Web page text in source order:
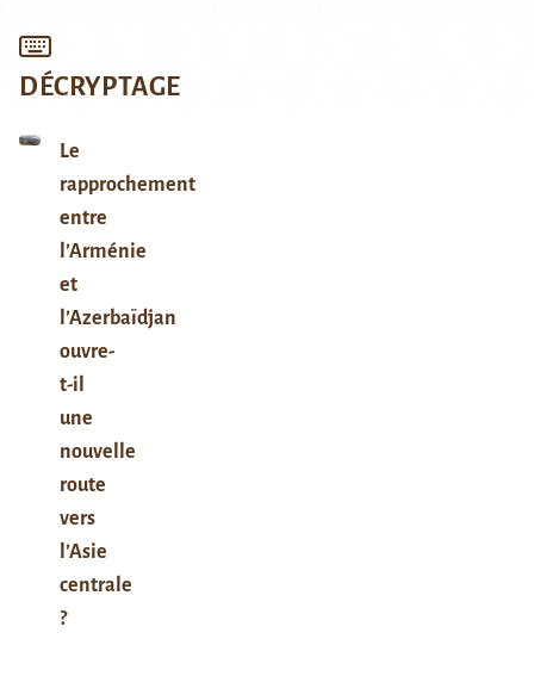
DÉCRYPTAGE
Le
rapprochement
entre
l’Arménie
et
l’Azerbaïdjan
ouvre-
t-il
une
nouvelle
route
vers
l’Asie
centrale
?